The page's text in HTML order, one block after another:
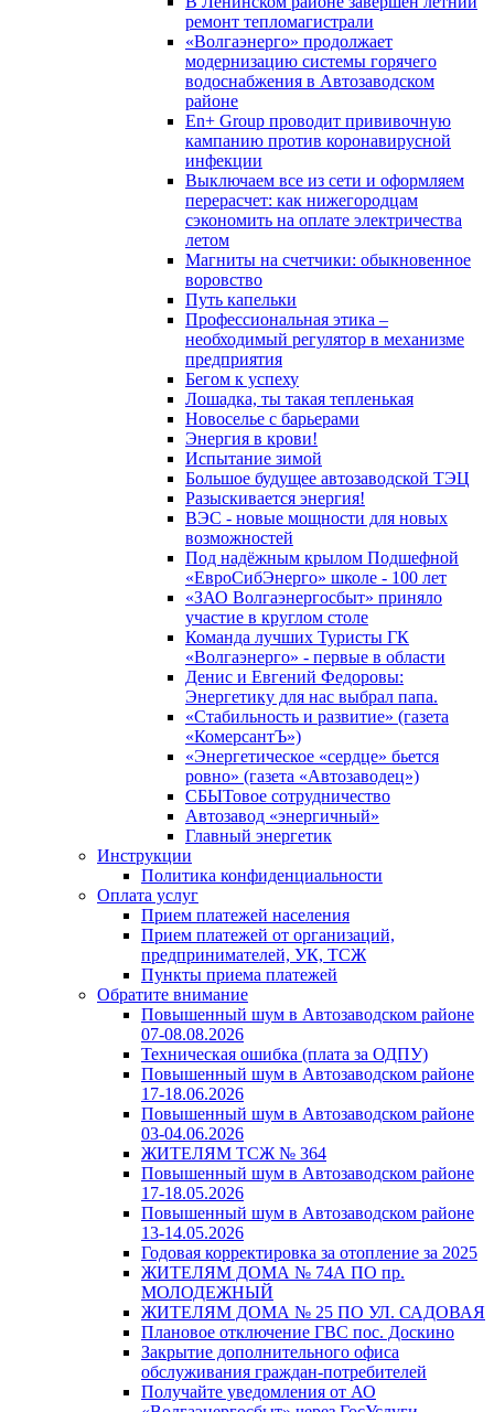
ремонт тепломагистрали
«Волгаэнерго» продолжает
модернизацию системы горячего
водоснабжения в Автозаводском
районе
En+ Group проводит прививочную
кампанию против коронавирусной
инфекции
Выключаем все из сети и оформляем
перерасчет: как нижегородцам
сэкономить на оплате электричества
летом
Магниты на счетчики: обыкновенное
воровство
Путь капельки
Профессиональная этика –
необходимый регулятор в механизме
предприятия
Бегом к успеху
Лошадка, ты такая тепленькая
Новоселье с барьерами
Энергия в крови!
Испытание зимой
Большое будущее автозаводской ТЭЦ
Разыскивается энергия!
ВЭС - новые мощности для новых
возможностей
Под надёжным крылом Подшефной
«ЕвроСибЭнерго» школе - 100 лет
«ЗАО Волгаэнергосбыт» приняло
участие в круглом столе
Команда лучших Туристы ГК
«Волгаэнерго» - первые в области
Денис и Евгений Федоровы:
Энергетику для нас выбрал папа.
«Стабильность и развитие» (газета
«КомерсантЪ»)
«Энергетическое «сердце» бьется
ровно» (газета «Автозаводец»)
СБЫТовое сотрудничество
Автозавод «энергичный»
Главный энергетик
Инструкции
Политика конфиденциальности
Оплата услуг
Прием платежей населения
Прием платежей от организаций,
предпринимателей, УК, ТСЖ
Пункты приема платежей
Обратите внимание
Повышенный шум в Автозаводском районе
07-08.08.2026
Техническая ошибка (плата за ОДПУ)
Повышенный шум в Автозаводском районе
17-18.06.2026
Повышенный шум в Автозаводском районе
03-04.06.2026
ЖИТЕЛЯМ ТСЖ № 364
Повышенный шум в Автозаводском районе
17-18.05.2026
Повышенный шум в Автозаводском районе
13-14.05.2026
Годовая корректировка за отопление за 2025
ЖИТЕЛЯМ ДОМА № 74А ПО пр.
МОЛОДЕЖНЫЙ
ЖИТЕЛЯМ ДОМА № 25 ПО УЛ. САДОВАЯ
Плановое отключение ГВС пос. Доскино
Закрытие дополнительного офиса
обслуживания граждан-потребителей
Получайте уведомления от АО